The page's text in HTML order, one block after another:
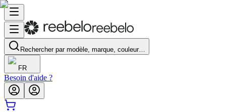
Rechercher par modèle, marque, couleur…
FR
Besoin d'aide ?